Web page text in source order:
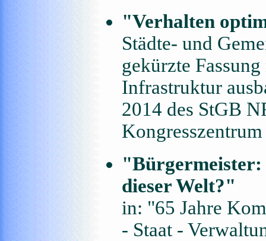
"Verhalten
Städte- und
gekürzte
Infrastruktur
2014 des StGB
"Bürgermeister:
dieser Welt?"
in: "65 Jahre
- Staat -